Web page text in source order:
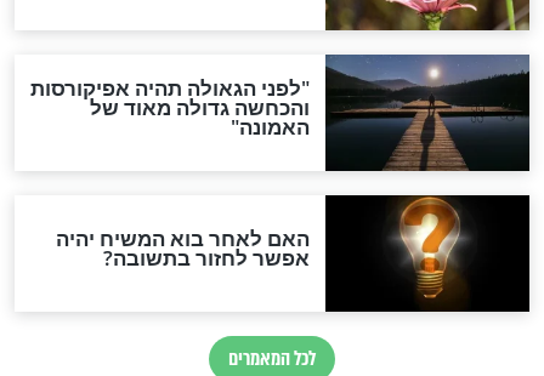
שירו החדש של
"מעליי": השיר החדש של ישי
חדשות יהדות